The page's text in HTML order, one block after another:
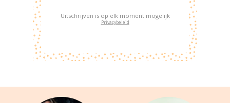
Uitschrijven is op elk moment mogelijk
Privacybeleid